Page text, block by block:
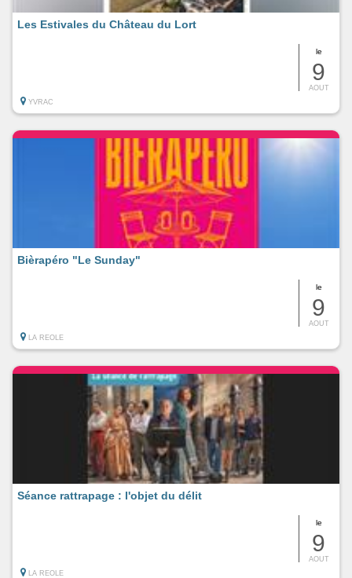
le
9
AOUT
Les Estivales du Château du Lort
YVRAC
le
9
AOUT
Bièrapéro "Le Sunday"
LA REOLE
le
9
AOUT
Séance rattrapage : l'objet du délit
LA REOLE